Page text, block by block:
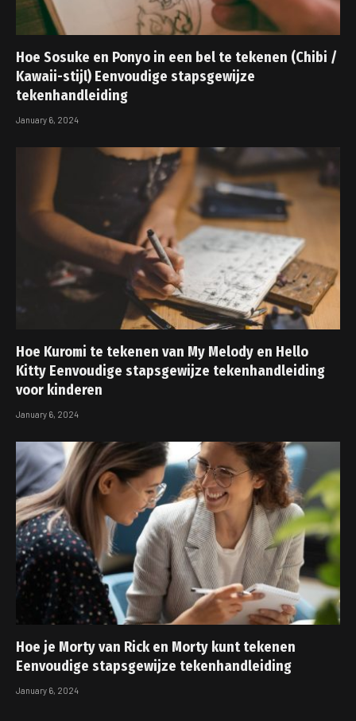
Hoe Sosuke en Ponyo in een bel te tekenen (Chibi /
Kawaii-stijl) Eenvoudige stapsgewijze
tekenhandleiding
January 6, 2024
Hoe Kuromi te tekenen van My Melody en Hello
Kitty Eenvoudige stapsgewijze tekenhandleiding
voor kinderen
January 6, 2024
Hoe je Morty van Rick en Morty kunt tekenen
Eenvoudige stapsgewijze tekenhandleiding
January 6, 2024